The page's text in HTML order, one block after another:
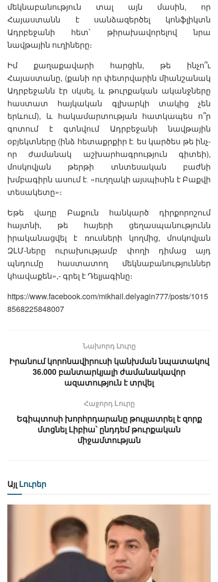
մեկնաբանություն տալ այն մասին, որ
Հայաստանն է սանձազերծել կոնֆլիկտն
Ադրբեջանի հետ՝ թիրախավորելով նրա
նավթային ուղիները։
Իմ քաղաքավարի հարցին, թե ինչո՞ւ
Հայաստանը, (քանի որ փետրվարին միանշանակ
Ադրբեջանն էր սկսել, և թուրքական ականջները
հաստատ հայկական գլխարկի տակից չեն
երևում), և հակամարտության հատկապես ո՞ր
գոտում է գտնվում Ադրբեջանի նավթային
օբյեկտները (ինձ հետաքրքիր է․ ես կարծես թե ինչ-
որ ժամանակ աշխարհագրություն գիտեի),
մոսկովյան թերթի տնտեսական բաժնի
խմբագիրն ասում է․ «ուղղակի այսպիսին է Բաքվի
տեսակետը»։
Եթե վաղը Բաքուն հանկարծ դիրքորոշում
հայտնի, թե հայերի ցեղասպանությունն
իրականացվել է ռուսների կողմից, մոսկովյան
ԶԼՄ-ները ուրախությամբ փողի դիմաց այդ
պնդումը հաստատող մեկնաբանություններ
կհավաքեն»,- գրել է Դելյագինը։
https://www.facebook.com/mikhail.delyagin777/posts/1015
8568225848007
Նախորդ Լուրը
Իրանում կորոնավիրուսի կանխման նպատակով
36․000 բանտարկյալի ժամանակավոր
ազատություն է տրվել
Հաջորդ Lուրը
Եգիպտոսի խորհրդարանը թույլատրել է զորք
մտցնել Լիբիա՝ ընդդեմ թուրքական
միջամտության
Այլ Լուրեր